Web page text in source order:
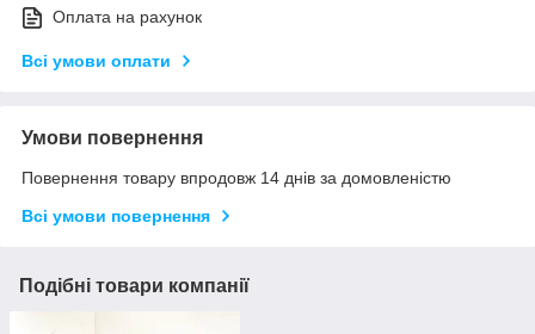
Оплата на рахунок
Всі умови оплати
Умови повернення
Повернення товару впродовж 14 днів за домовленістю
Всі умови повернення
Подібні товари компанії